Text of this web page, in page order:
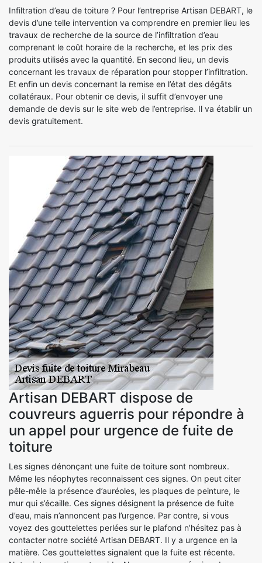
Infiltration d’eau de toiture ? Pour l’entreprise Artisan DEBART, le
devis d’une telle intervention va comprendre en premier lieu les
travaux de recherche de la source de l’infiltration d’eau
comprenant le coût horaire de la recherche, et les prix des
produits utilisés avec la quantité. En second lieu, un devis
concernant les travaux de réparation pour stopper l’infiltration.
Et enfin un devis concernant la remise en l’état des dégâts
collatéraux. Pour obtenir ce devis, il suffit d’envoyer une
demande de devis sur le site web de l’entreprise. Il va établir un
devis gratuitement.
Artisan DEBART dispose de
couvreurs aguerris pour répondre à
un appel pour urgence de fuite de
toiture
Les signes dénonçant une fuite de toiture sont nombreux.
Même les néophytes reconnaissent ces signes. On peut citer
pêle-mêle la présence d’auréoles, les plaques de peinture, le
mur qui s’écaille. Ces signes désignent la présence de fuite
d’eau, mais n’annoncent pas l’urgence. Par contre, si vous
voyez des gouttelettes perlées sur le plafond n’hésitez pas à
contacter notre société Artisan DEBART. Il y a urgence en la
matière. Ces gouttelettes signalent que la fuite est récente.